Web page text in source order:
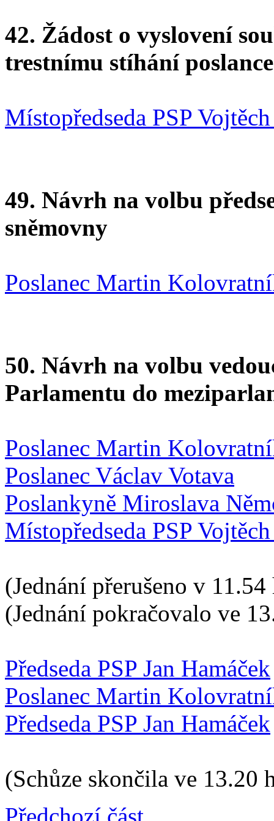
42. Žádost o vyslovení
trestnímu stíhání
Místopředseda PSP
49. Návrh na volbu
sněmovny
Poslanec Martin
50. Návrh na volbu
Parlamentu do
Poslanec Martin
Poslanec Václav Votava
Poslankyně Miroslava
Místopředseda PSP
(Jednání přerušeno v
(Jednání pokračovalo ve
Předseda PSP Jan Hamáček
Poslanec Martin
Předseda PSP Jan Hamáček
(Schůze skončila ve 13.20
Předchozí část